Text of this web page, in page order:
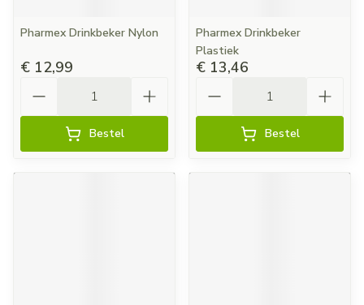
Pharmex Drinkbeker Nylon
€ 12,99
Bestel
Pharmex Drinkbeker
Plastiek
€ 13,46
Bestel